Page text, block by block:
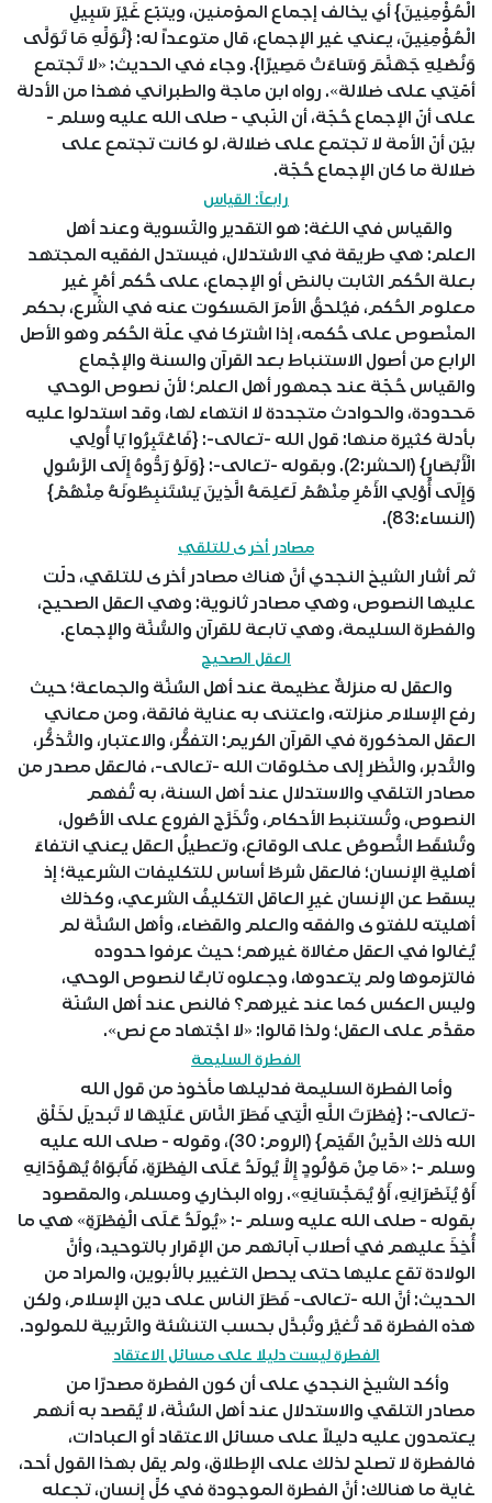
الْمُؤْمِنِينَ} أي يخالف إجماع المؤمنين، ويتبّع غَيْرَ سَبِيلِ
الْمُؤْمِنِينَ، يعني غير الإجماع، قال متوعداً له: {نُوَلِّهِ مَا تَوَلَّى
وَنُصْلِهِ جَهَنَّمَ وَسَاءَتْ مَصِيرًا}. وجاء في الحديث: «لا تَجتمع
أمّتِي على ضلالة». رواه ابن ماجة والطبراني فهذا من الأدلة
على أنّ الإجماع حُجّة، أن النّبي - صلى الله عليه وسلم -
بيّن أنّ الأمة لا تجتمع على ضلالة، لو كانت تجتمع على
ضلالة ما كان الإجماع حُجّة.
رابعاً: القياس
والقياس في اللغة: هو التقدير والتّسوية وعند أهل
العلم: هي طريقة في الاسْتدلال، فيستدل الفقيه المجتهد
بعلة الحُكم الثابت بالنصّ أو الإجماع، على حُكم أمْرٍ غير
معلوم الحُكم، فيُلحقُ الأمرَ المَسكوت عنه في الشّرع، بحكم
المنْصوص على حُكمه، إذا اشتركا في علّة الحُكم وهو الأصل
الرابع من أصول الاستنباط بعد القرآن والسنة والإجْماع
والقياس حُجّة عند جمهور أهل العلم؛ لأنّ نصوص الوحي
مَحدودة، والحوادث متجددة لا انتهاء لها، وقد استدلوا عليه
بأدلة كثيرة منها: قول الله -تعالى-: {فَاعْتَبِرُوا يَا أُولِي
الْأَبْصَارِ} (الحشر:2). وبقوله -تعالى-: {وَلَوْ رَدُّوهُ إِلَى الرَّسُولِ
وَإِلَى أُوْلِي الأَمْرِ مِنْهُمْ لَعَلِمَهُ الَّذِينَ يَسْتَنبِطُونَهُ مِنْهُمْ}
(النساء:83).
مصادر أخرى للتلقي
ثم أشار الشيخ النجدي أنَّ هناك مصادر أخرى للتلقي، دلّت
عليها النصوص، وهي مصادر ثانوية: وهي العقل الصحيح،
والفطرة السليمة، وهي تابعة للقرآن والسُّنَّة والإجماع.
العقل الصحيح
والعقل له منزلةٌ عظيمة عند أهل السُنَّة والجماعة؛ حيث
رفع الإسلام منزلته، واعتنى به عناية فائقة، ومن معاني
العقل المذكورة في القرآن الكريم: التفكُّر، والاعتبار، والتَّذكُّر،
والتَّدبر، والنَّظر إلى مخلوقات الله -تعالى-، فالعقل مصدر من
مصادر التلقي والاستدلال عند أهل السنة، به تُفهم
النصوص، وتُستنبط الأحكام، وتُخَرَّج الفروع على الأصُول،
وتُسْقَط النُّصوصُ على الوقائع، وتعطيلُ العقل يعني انتفاءَ
أهليةِ الإنسان؛ فالعقل شرطٌ أساس للتكليفات الشرعية؛ إذ
يسقط عن الإنسان غيرِ العاقل التكليفُ الشرعي، وكذلك
أهليته للفتوى والفقه والعلم والقضاء، وأهل السُنَّة لم
يُغالوا في العقل مغالاة غيرهم؛ حيث عرفوا حدوده
فالتزموها ولم يتعدوها، وجعلوه تابعًا لنصوص الوحي،
وليس العكس كما عند غيرهم؟ فالنص عند أهل السُنّة
مقدَّم على العقل؛ ولذا قالوا: «لا اجْتهاد مع نص».
الفطرة السليمة
وأما الفطرة السليمة فدليلها مأخوذ من قول الله
-تعالى-: {فِطْرَتَ اللَّهِ الَّتِي فَطَرَ النَّاسَ عَلَيْهَا لا تَبديلَ لخَلْق
الله ذلك الدِّينُ القَيّم} (الروم: 30)، وقوله - صلى الله عليه
وسلم -: «مَا مِنْ مَوْلُودٍ إِلاَّ يُولَدُ عَلَى الفِطْرَةِ، فَأَبَوَاهُ يُهَوِّدَانِهِ
أَوْ يُنَصِّرَانِهِ، أَوْ يُمَجِّسَانِهِ». رواه البخاري ومسلم، والمقصود
بقوله - صلى الله عليه وسلم -: «يُولَدُ عَلَى الْفِطْرَةِ» هي ما
أُخِذَ عليهم في أصلاب آبائهم من الإقرار بالتوحيد، وأنَّ
الولادة تقع عليها حتى يحصل التغيير بالأبوين، والمراد من
الحديث: أنَّ الله -تعالى- فَطَرَ الناس على دين الإسلام، ولكن
هذه الفطرة قد تُغيَّر وتُبدَّل بحسب التنشئة والتّربية للمولود.
الفطرة ليست دليلا على مسائل الاعتقاد
وأكد الشيخ النجدي على أن كون الفطرة مصدرًا من
مصادر التلقي والاستدلال عند أهل السُنَّة، لا يُقصد به أنهم
يعتمدون عليه دليلاً على مسائل الاعتقاد أو العبادات،
فالفطرة لا تصلح لذلك على الإطلاق، ولم يقل بهذا القول أحد،
غاية ما هنالك: أنَّ الفطرة الموجودة في كلِّ إنسان، تجعله